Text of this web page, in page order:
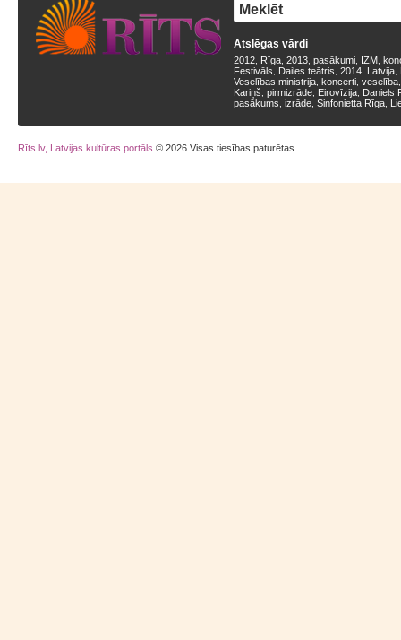
Atslēgas vārdi
2012 Rīga 2013 pasākumi IZM
Festivāls
Dailes teātris 2014 Latvija
Veselības ministrija koncerti veselība
Kariņš pirmizrāde Eirovīzija Daniels
pasākums izrāde Sinfonietta Rīga
Rīts.lv, Latvijas kultūras portāls © 2026 Visas tiesības paturētas